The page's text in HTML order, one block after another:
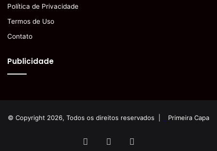
Política de Privacidade
Termos de Uso
Contato
Publicidade
© Copyright 2026, Todos os direitos reservados | Primeira Capa
FacebookYouTube